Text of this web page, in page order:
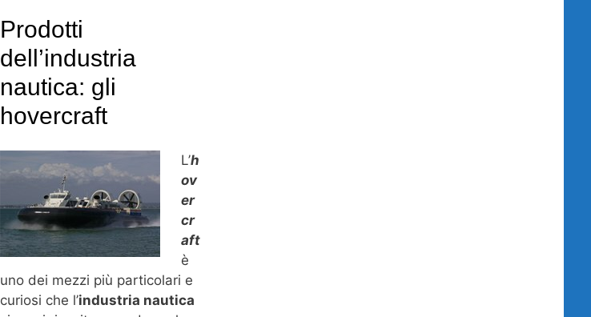
Prodotti
dell’industria
nautica: gli
hovercraft
L’h
ov
er
cr
aft
è
uno dei mezzi più particolari e
curiosi che l’industria nautica